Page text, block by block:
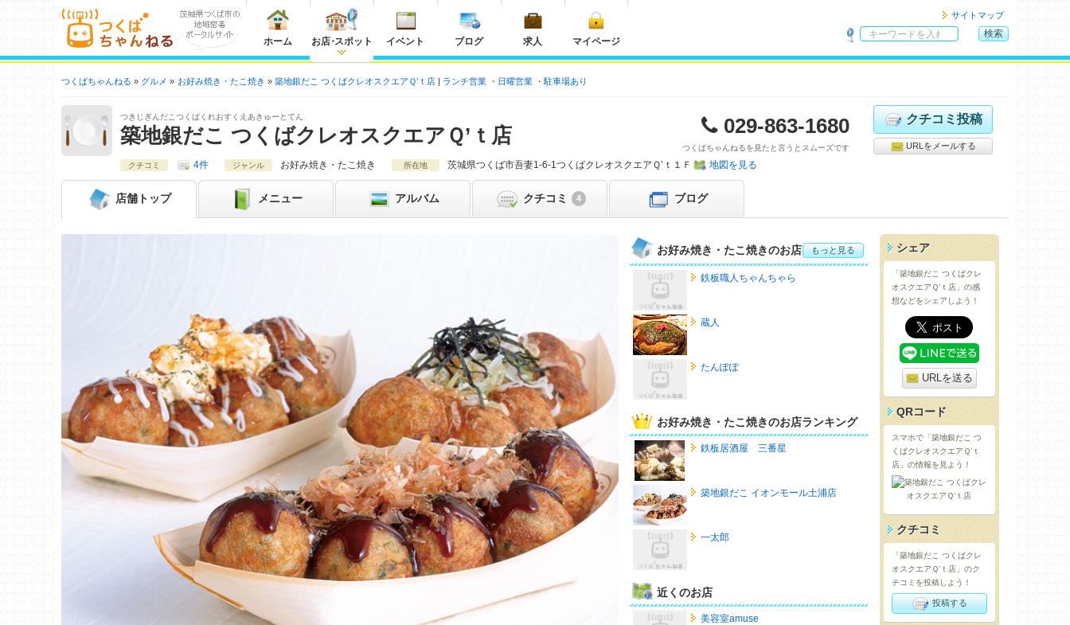
ホーム お店・スポット イベント ブログ 求人 マイページ
サイトマップ
内
索
検索
つくばちゃんねる グルメ お好み焼き・たこ焼き 築地銀だこ つくばクレオスクエアＱ’ｔ店 ランチ営業 日曜営業 駐車場あり
つきじぎんだこつくばくれおすくえあきゅーとてん
築地銀だこ つくばクレオスクエアＱ’ｔ店 029-863-1680
つくばちゃんねるを見たと言うとスムーズです
クチコミ投稿
URLをメールする
クチコミ 4件 ジャンル お好み焼き・たこ焼き 所在地 茨城県つくば市吾妻1-6-1つくばクレオスクエアＱ’ｔ１Ｆ 地図を見る
店舗 トップ メニュー アルバム クチコミ 4 ブログ
お好み焼き・たこ焼きのお店 もっと見る
鉄板職人ちゃんちゃら
蔵人
たんぽぽ
お好み焼き・たこ焼きのお店ランキング
鉄板居酒屋 三番星
築地銀だこ イオンモール土浦店
一太郎
近くのお店
美容室amuse
シェア
「築地銀だこ つくばクレ
オスクエアＱ’ｔ店」の感
想などをシェアしよう！
URLを送る
QRコード
スマホで「築地銀だこ つ
くばクレオスクエアＱ’ｔ
店」の情報を見よう！
クチコミ
「築地銀だこ つくばクレ
オスクエアＱ’ｔ店」のク
チコミを投稿しよう！
投稿する